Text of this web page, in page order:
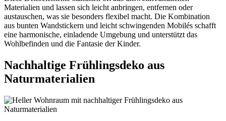
Materialien und lassen sich leicht anbringen, entfernen oder
austauschen, was sie besonders flexibel macht. Die Kombination
aus bunten Wandstickern und leicht schwingenden Mobilés schafft
eine harmonische, einladende Umgebung und unterstützt das
Wohlbefinden und die Fantasie der Kinder.
Nachhaltige Frühlingsdeko aus
Naturmaterialien